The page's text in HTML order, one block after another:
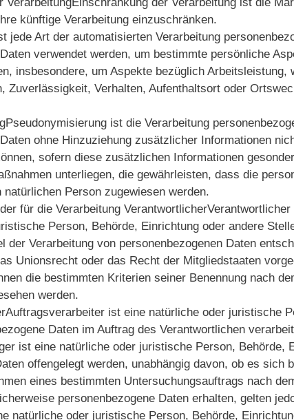
VerarbeitungEinschränkung der Verarbeitung ist die
künftige Verarbeitung einzuschränken.
jede Art der automatisierten Verarbeitung
verwendet werden, um bestimmte persönliche
insbesondere, um Aspekte bezüglich
Zuverlässigkeit, Verhalten, Aufenthaltsort oder
ist die Verarbeitung
ohne Hinzuziehung zusätzlicher Informationen
sofern diese zusätzlichen Informationen
unterliegen, die gewährleisten, dass die
Person zugewiesen werden.
für die Verarbeitung
Person, Behörde, Einrichtung oder andere
der Verarbeitung von personenbezogenen Daten
Unionsrecht oder das Recht der Mitgliedstaaten
die bestimmten Kriterien seiner Benennung nach
werden.
ist eine natürliche oder juristische
Daten im Auftrag des Verantwortlichen
ist eine natürliche oder juristische Person, Behörde,
offengelegt werden, unabhängig davon, ob es sich
eines bestimmten Untersuchungsauftrags nach
personenbezogene Daten erhalten, gelten
natürliche oder juristische Person, Behörde,